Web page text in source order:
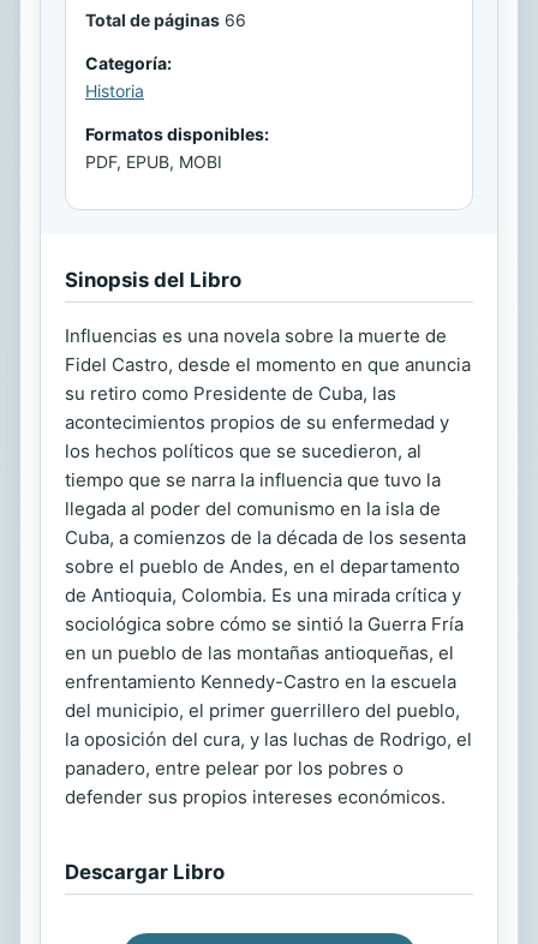
Total de páginas 66
Categoría:
Historia
Formatos disponibles:
PDF, EPUB, MOBI
Sinopsis del Libro
Influencias es una novela sobre la muerte de
Fidel Castro, desde el momento en que anuncia
su retiro como Presidente de Cuba, las
acontecimientos propios de su enfermedad y
los hechos políticos que se sucedieron, al
tiempo que se narra la influencia que tuvo la
llegada al poder del comunismo en la isla de
Cuba, a comienzos de la década de los sesenta
sobre el pueblo de Andes, en el departamento
de Antioquia, Colombia. Es una mirada crítica y
sociológica sobre cómo se sintió la Guerra Fría
en un pueblo de las montañas antioqueñas, el
enfrentamiento Kennedy-Castro en la escuela
del municipio, el primer guerrillero del pueblo,
la oposición del cura, y las luchas de Rodrigo, el
panadero, entre pelear por los pobres o
defender sus propios intereses económicos.
Descargar Libro